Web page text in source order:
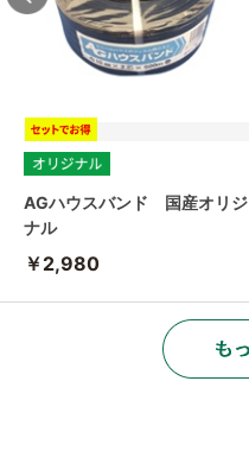
AGハウスバンド 国産オリジ
ナル
￥2,980